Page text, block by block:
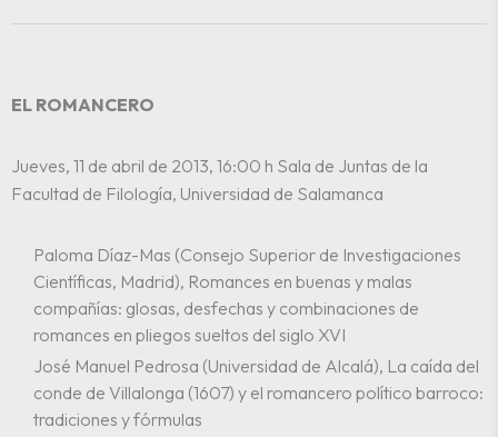
EL ROMANCERO
Jueves, 11 de abril de 2013, 16:00 h Sala de Juntas de la
Facultad de Filología, Universidad de Salamanca
Paloma Díaz-Mas (Consejo Superior de Investigaciones
Científicas, Madrid), Romances en buenas y malas
compañías: glosas, desfechas y combinaciones de
romances en pliegos sueltos del siglo XVI
José Manuel Pedrosa (Universidad de Alcalá), La caída del
conde de Villalonga (1607) y el romancero político barroco:
tradiciones y fórmulas